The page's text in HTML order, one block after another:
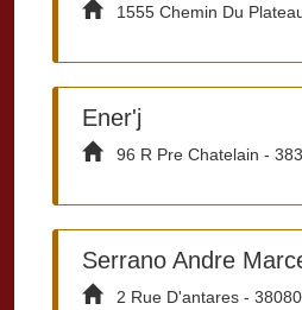
1555 Chemin Du
Ener'j
96 R Pre Chatelain -
Serrano Andre
2 Rue D'antares - 38080